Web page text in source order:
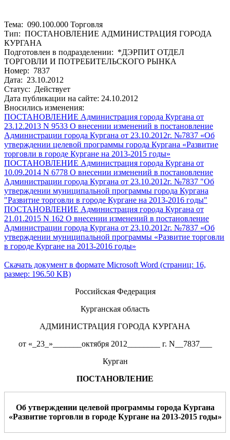
Тема: 090.100.000 Торговля
Тип: ПОСТАНОВЛЕНИЕ АДМИНИСТРАЦИЯ ГОРОДА
КУРГАНА
Подготовлен в подразделении: *ДЭРПИТ ОТДЕЛ
ТОРГОВЛИ И ПОТРЕБИТЕЛЬСКОГО РЫНКА
Номер: 7837
Дата: 23.10.2012
Статус: Действует
Дата публикации на сайте: 24.10.2012
Вносились изменения:
ПОСТАНОВЛЕНИЕ Администрация города Кургана от
23.12.2013 N 9533 О внесении изменений в постановление
Администрации города Кургана от 23.10.2012г. №7837 «Об
утверждении целевой программы города Кургана «Развитие
торговли в городе Кургане на 2013-2015 годы»
ПОСТАНОВЛЕНИЕ Администрация города Кургана от
10.09.2014 N 6778 О внесении изменений в постановление
Администрации города Кургана от 23.10.2012г. №7837 "Об
утверждении муниципальной программы города Кургана
"Развитие торговли в городе Кургане на 2013-2016 годы"
ПОСТАНОВЛЕНИЕ Администрация города Кургана от
21.01.2015 N 162 О внесении изменений в постановление
Администрации города Кургана от 23.10.2012г. №7837 «Об
утверждении муниципальной программы «Развитие торговли
в городе Кургане на 2013-2016 годы»
Скачать документ в формате Microsoft Word (страниц: 16,
размер: 196.50 KB)
Российская Федерация
Курганская область
АДМИНИСТРАЦИЯ ГОРОДА КУРГАНА
от «_23_»_______октября 2012________ г. N__7837___
Курган
ПОСТАНОВЛЕНИЕ
Об утверждении целевой программы города Кургана
«Развитие торговли в городе Кургане на 2013-2015годы»